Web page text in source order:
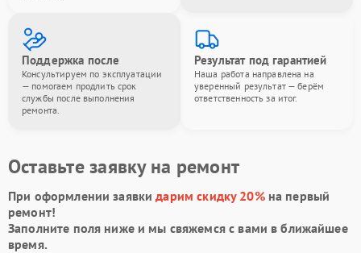
Поддержка после
Консультируем по эксплуатации
— помогаем продлить срок
службы после выполнения
ремонта.
Результат под гарантией
Наша работа направлена на
уверенный результат — берём
ответственность за итог.
Оставьте заявку на ремонт
При оформлении заявкидарим скидку 20%на первый
ремонт!
Заполните поля ниже и мы свяжемся с вами в ближайшее
время.